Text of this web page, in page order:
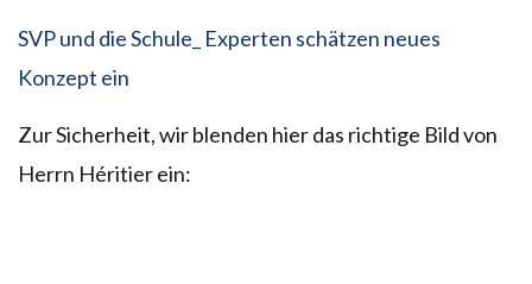
SVP und die Schule_ Experten schätzen neues
Konzept ein
Zur Sicherheit, wir blenden hier das richtige Bild von
Herrn Héritier ein: